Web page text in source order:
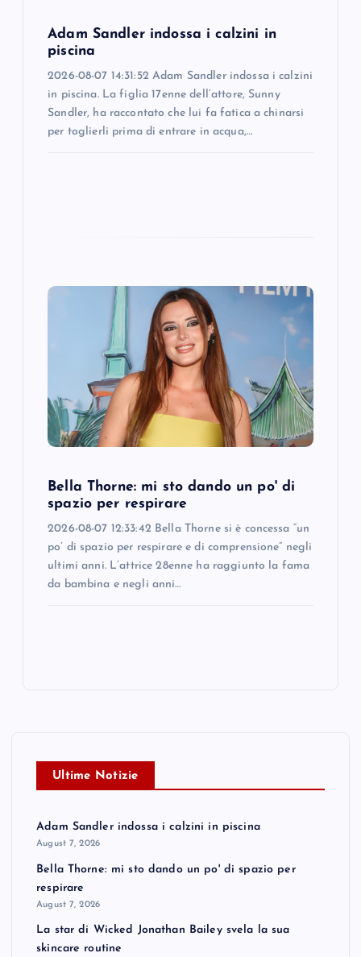
Adam Sandler indossa i calzini in
piscina
2026-08-07 14:31:52 Adam Sandler indossa i calzini
in piscina. La figlia 17enne dell’attore, Sunny
Sandler, ha raccontato che lui fa fatica a chinarsi
per toglierli prima di entrare in acqua,…
Bella Thorne: mi sto dando un po' di
spazio per respirare
2026-08-07 12:33:42 Bella Thorne si è concessa “un
po’ di spazio per respirare e di comprensione” negli
ultimi anni. L’attrice 28enne ha raggiunto la fama
da bambina e negli anni…
Ultime Notizie
Adam Sandler indossa i calzini in piscina
August 7, 2026
Bella Thorne: mi sto dando un po' di spazio per
respirare
August 7, 2026
La star di Wicked Jonathan Bailey svela la sua
skincare routine